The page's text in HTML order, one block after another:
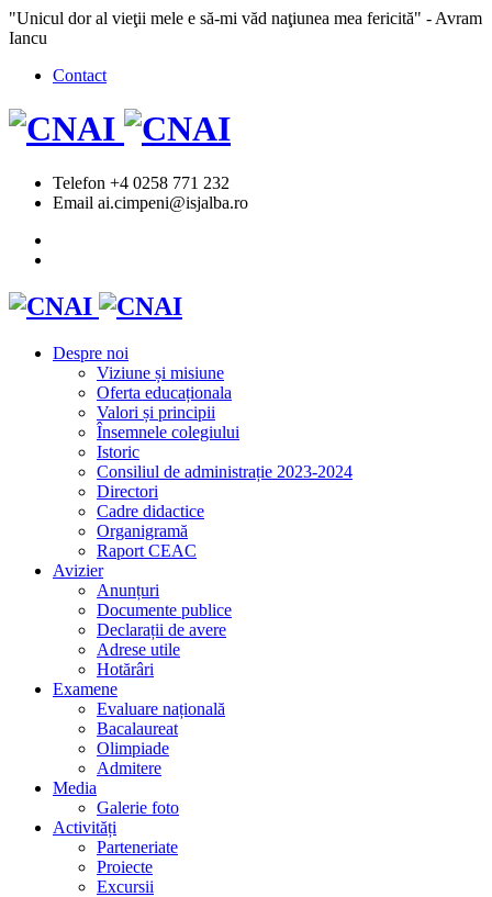
"Unicul dor al vieţii mele e să-mi văd naţiunea mea fericită" - Avram
Iancu
Contact
Telefon +4 0258 771 232
Email ai.cimpeni@isjalba.ro
Despre noi
Viziune și misiune
Oferta educaționala
Valori și principii
Însemnele colegiului
Istoric
Consiliul de administrație 2023-2024
Directori
Cadre didactice
Organigramă
Raport CEAC
Avizier
Anunțuri
Documente publice
Declarații de avere
Adrese utile
Hotărâri
Examene
Evaluare națională
Bacalaureat
Olimpiade
Admitere
Media
Galerie foto
Activități
Parteneriate
Proiecte
Excursii